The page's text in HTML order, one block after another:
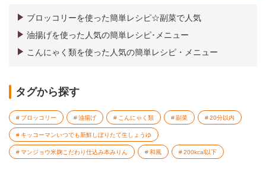
ブロッコリーを使った簡単レシピ☆副菜で人気
油揚げを使った人気の簡単レシピ･メニュー
こんにゃく類を使った人気の簡単レシピ・メニュー
タグから探す
ブロッコリー 油揚げ こんにゃく類 副菜 20分以内
キッコーマンいつでも新鮮しぼりたて生しょうゆ
マンジョウ米麹こだわり仕込み本みりん 和風 200kcal以下